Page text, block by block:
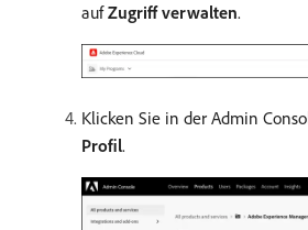
aufZugriff verwalten.
Klicken Sie in der Admin
Profil.